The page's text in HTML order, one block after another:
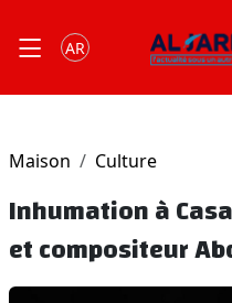
AR
Maison Culture
Inhumation à
et compositeur